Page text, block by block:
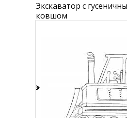
Экскаватор с
ковшом